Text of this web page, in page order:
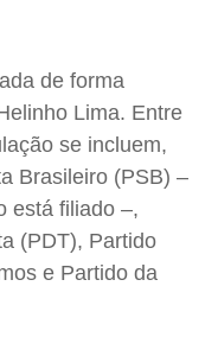
de forma
Lima. Entre
se incluem,
Brasileiro (PSB) –
está filiado –,
(PDT), Partido
e Partido da